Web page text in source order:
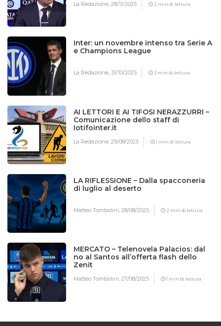
La Redazione,28/11/2025 2 min di lettura
Inter: un novembre intenso tra Serie A
e Champions League
La Redazione,31/10/2025 3 min di lettura
AI LETTORI E AI TIFOSI NERAZZURRI –
Comunicazione dello staff di
Iotifointer.it
La Redazione,29/08/2025 1 min di lettura
LA RIFLESSIONE – Dalla spacconeria
di luglio al deserto
Matteo Tombolini,28/08/2025 2 min di lettura
MERCATO – Telenovela Palacios: dal
no al Santos all’offerta flash dello
Zenit
Matteo Tombolini,27/08/2025 1 min di lettura